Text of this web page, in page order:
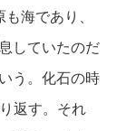
海であり、
していたのだ
う。化石の時
返す。それ